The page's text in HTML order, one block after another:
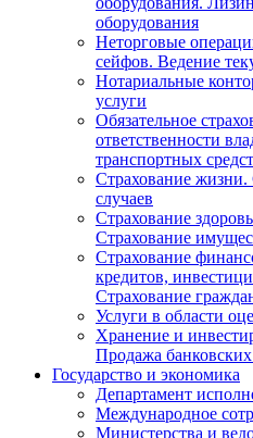
оборудования
Неторговые
сейфов. Ведение
Нотариальные
услуги
Обязательное
ответственности
транспортных
Страхование жизни.
случаев
Страхование
Страхование
Страхование
кредитов,
Страхование
Услуги в области
Хранение и
Продажа
Государство и экономика
Департамент
Международное
Министерства и